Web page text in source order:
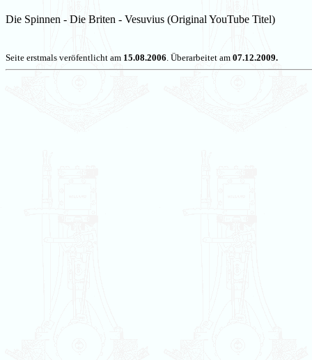
Die Spinnen - Die Briten - Vesuvius (Original YouTube Titel)
Seite erstmals veröfentlicht am 15.08.2006. Überarbeitet am 07.12.2009.